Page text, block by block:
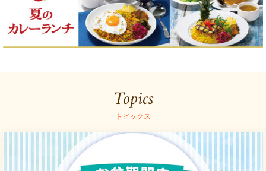
Topics
トピックス